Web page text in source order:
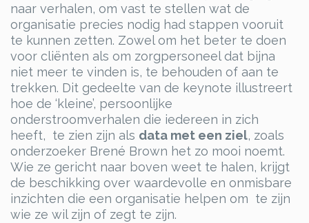
naar verhalen, om vast te stellen wat de
organisatie precies nodig had stappen vooruit
te kunnen zetten. Zowel om het beter te doen
voor cliënten als om zorgpersoneel dat bijna
niet meer te vinden is, te behouden of aan te
trekken. Dit gedeelte van de keynote illustreert
hoe de ‘kleine’, persoonlijke
onderstroomverhalen die iedereen in zich
heeft, te zien zijn als data met een ziel, zoals
onderzoeker Brené Brown het zo mooi noemt.
Wie ze gericht naar boven weet te halen, krijgt
de beschikking over waardevolle en onmisbare
inzichten die een organisatie helpen om te zijn
wie ze wil zijn of zegt te zijn.